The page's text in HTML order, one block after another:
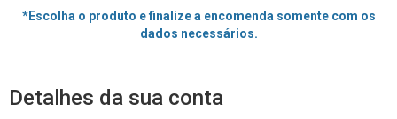
*Escolha o produto e finalize a encomenda somente com os
dados necessários.
Detalhes da sua conta